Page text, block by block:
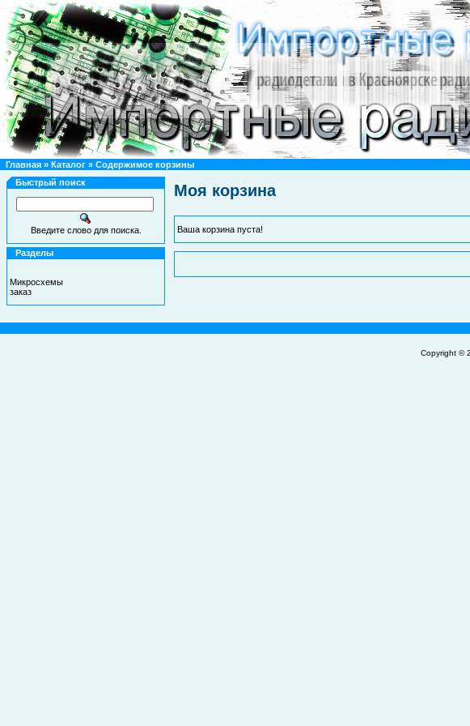
Главная » Каталог » Содержимое корзины
Быстрый поиск
Введите слово для поиска.
Разделы
Микросхемы
заказ
Моя корзина
Ваша корзина пуста!
Copyright ©